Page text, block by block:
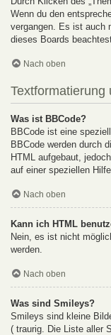
Wenn du den
vergangen. Es ist auch
dieses Boards
Nach oben
Textformatierung
Was ist BBCode?
BBCode ist eine
BBCode werden durch
HTML aufgebaut,
auf einer speziellen
Nach oben
Kann ich HTML
Nein, es ist nicht
werden.
Nach oben
Was sind Smileys?
Smileys sind kleine
( traurig. Die Liste aller